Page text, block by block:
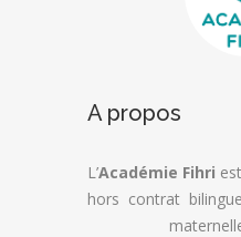
A propos
L’Académie Fihri
hors contrat